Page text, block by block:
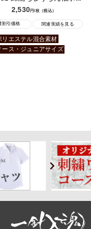
2,530円/枚（税込）
割引価格 関連実績を見る
リエステル混合素材
ース・ジュニアサイズ